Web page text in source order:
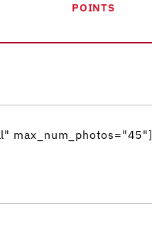
POINTS
max_num_photos="45"]